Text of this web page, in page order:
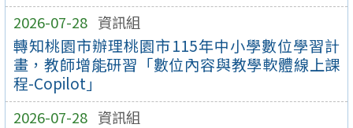
2026-07-28 資訊組
轉知桃園市辦理桃園市115年中小學數位學習計
畫，教師增能研習「數位內容與教學軟體線上課
程-Copilot」
2026-07-28 資訊組